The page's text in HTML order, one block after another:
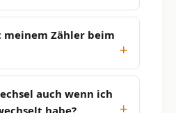
meinem Zähler beim
auch wenn ich
habe?